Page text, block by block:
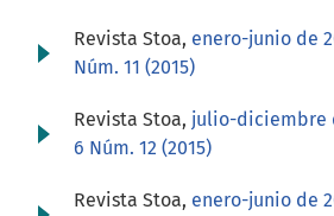
Revista Stoa, enero-junio de
Núm. 11 (2015)
Revista Stoa, julio-diciembre
6 Núm. 12 (2015)
Revista Stoa, enero-junio de